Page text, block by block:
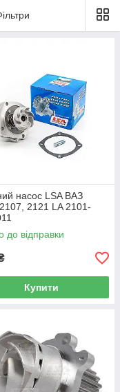
насос LSA ВАЗ
2121 LA 2101-
до відправки
Купити